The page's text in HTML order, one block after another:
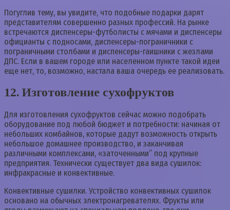
Погуглив тему, вы увидите, что подобные подарки дарят
представителям совершенно разных профессий. На рынке
встречаются диспенсеры-футболисты с мячами и диспенсеры
официанты с подносами, диспенсеры-пограничники с
пограничными столбами и диспенсеры-гаишники с жезлами
ДПС. Если в вашем городе или населенном пункте такой идеи
еще нет, то, возможно, настала ваша очередь ее реализовать.
12. Изготовление сухофруктов
Для изготовления сухофруктов сейчас можно подобрать
оборудование под любой бюджет и потребности: начиная от
небольших комбайнов, которые дадут возможность открыть
небольшое домашнее производство, и заканчивая
различными комплексами, «заточенными” под крупные
предприятия. Технически существует два вида сушилок:
инфракрасные и конвективные.
Конвективные сушилки. Устройство конвективных сушилок
основано на обычных электронагревателях. Фрукты или